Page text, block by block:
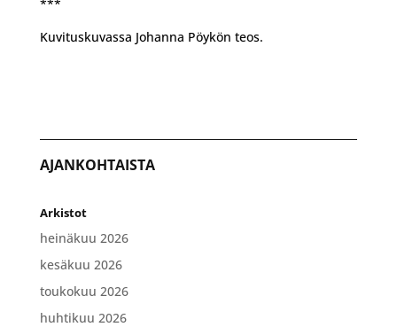
***
Kuvituskuvassa Johanna Pöykön teos.
AJANKOHTAISTA
Arkistot
heinäkuu 2026
kesäkuu 2026
toukokuu 2026
huhtikuu 2026